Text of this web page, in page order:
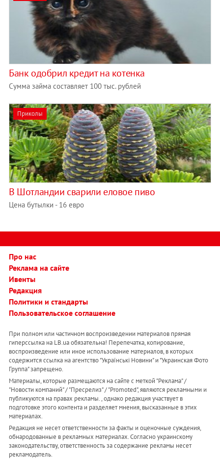
Банк одобрил кредит на котенка
Сумма займа составляет 100 тыс. рублей
Приколы
В Шотландии сварили еловое пиво
Цена бутылки - 16 евро
Про нас
Реклама на сайте
Ивенты
Редакция
Политики и стандарты
Пользовательское соглашение
При полном или частичном воспроизведении материалов прямая
гиперссылка на LB.ua обязательна! Перепечатка, копирование,
воспроизведение или иное использование материалов, в которых
содержится ссылка на агентство "Українськi Новини" и "Украинская Фото
Группа" запрещено.
Материалы, которые размещаются на сайте с меткой "Реклама" /
"Новости компаний" / "Пресрелиз" / "Promoted", являются рекламными и
публикуются на правах рекламы. , однако редакция участвует в
подготовке этого контента и разделяет мнения, высказанные в этих
материалах.
Редакция не несет ответственности за факты и оценочные суждения,
обнародованные в рекламных материалах. Согласно украинскому
законодательству, ответственность за содержание рекламы несет
рекламодатель.